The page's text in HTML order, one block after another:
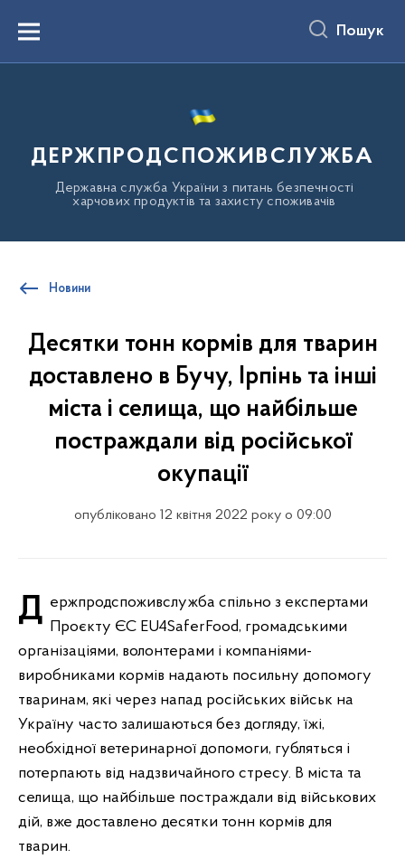
вмістуMenu Пошук
ДЕРЖПРОДСПОЖИВСЛУЖБА
Державна служба України з питань безпечності
харчових продуктів та захисту споживачів
Новини
Десятки тонн кормів для тварин
доставлено в Бучу, Ірпінь та інші
міста і селища, що найбільше
постраждали від російської
окупації
опубліковано 12 квітня 2022 року о 09:00
Держпродспоживслужба спільно з експертами Проєкту ЄС EU4SaferFood, громадськими
організаціями, волонтерами і компаніями-
виробниками кормів надають посильну допомогу
тваринам, які через напад російських військ на
Україну часто залишаються без догляду, їжі,
необхідної ветеринарної допомоги, губляться і
потерпають від надзвичайного стресу. В міста та
селища, що найбільше постраждали від військових
дій, вже доставлено десятки тонн кормів для
тварин.